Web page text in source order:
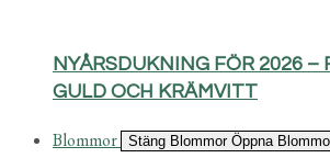
NYÅRSDUKNING FÖR 2026 –
GULD OCH KRÄMVITT
Blommor Stäng Blommor Öppna